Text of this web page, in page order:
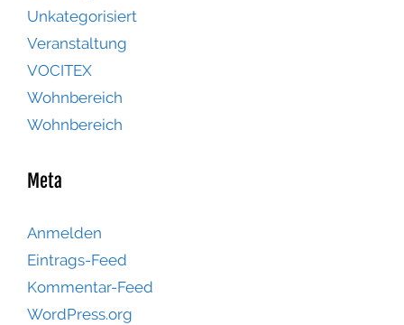
Unkategorisiert
Veranstaltung
VOCITEX
Wohnbereich
Wohnbereich
Meta
Anmelden
Eintrags-Feed
Kommentar-Feed
WordPress.org